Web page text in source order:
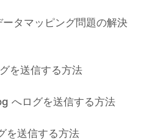
タマッピング問題の解決
を送信する方法
へログを送信する方法
を送信する方法